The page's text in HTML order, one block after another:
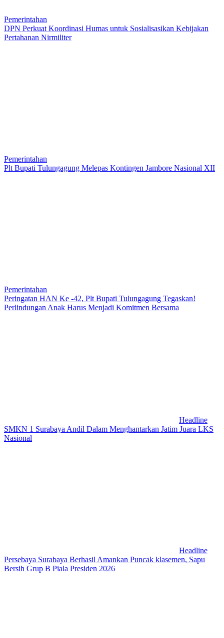
Pemerintahan
DPN Perkuat Koordinasi Humas untuk Sosialisasikan Kebijakan
Pertahanan Nirmiliter
Pemerintahan
Plt Bupati Tulungagung Melepas Kontingen Jambore Nasional XII
Pemerintahan
Peringatan HAN Ke -42, Plt Bupati Tulungagung Tegaskan!
Perlindungan Anak Harus Menjadi Komitmen Bersama
Headline
SMKN 1 Surabaya Andil Dalam Menghantarkan Jatim Juara LKS
Nasional
Headline
Persebaya Surabaya Berhasil Amankan Puncak klasemen, Sapu
Bersih Grup B Piala Presiden 2026